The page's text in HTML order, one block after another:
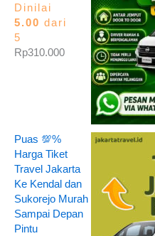
Dinilai
5.00 dari
5
Rp310.000
Puas 💯%
Harga Tiket
Travel Jakarta
Ke Kendal dan
Sukorejo Murah
Sampai Depan
Pintu